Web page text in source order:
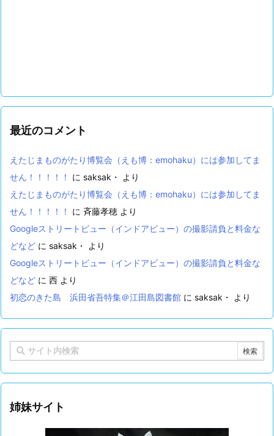
最近のコメント
えたじまものがたり博覧会（えも博：emohaku）には参加してま
せん！！！！！
に saksak・
より
えたじまものがたり博覧会（えも博：emohaku）には参加してま
せん！！！！！
に 斉藤孝穂 より
Googleストリートビュー（インドアビュー）の撮影請負と料金な
どなど に saksak・
より
Googleストリートビュー（インドアビュー）の撮影請負と料金な
どなど に 西 より
初恋のきた島 浜田省吾特集＠江田島図書館 に saksak・ より
姉妹サイト